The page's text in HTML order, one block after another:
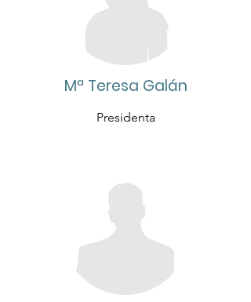
Mª Teresa Galán
Presidenta